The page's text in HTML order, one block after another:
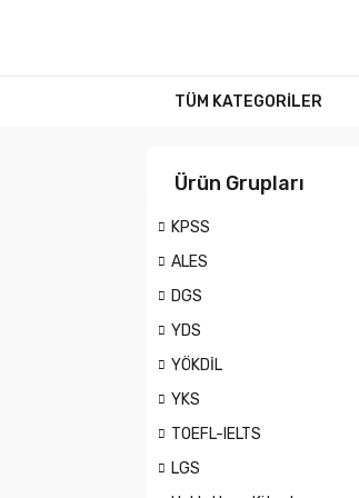
TÜM KATEGORİLER
Ürün Grupları
KPSS
ALES
DGS
YDS
YÖKDİL
YKS
TOEFL-IELTS
LGS